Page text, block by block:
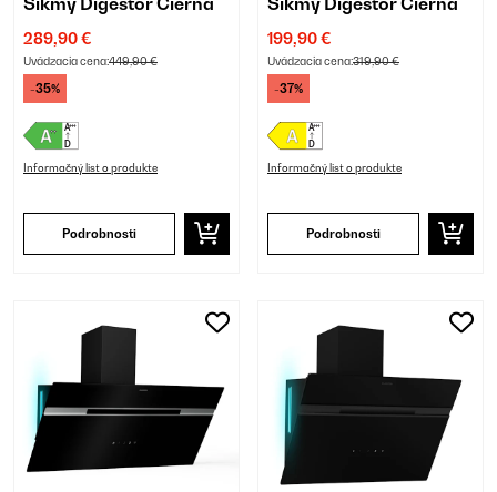
289,90 €
Uvádzacia cena:449,90 €
-35%
Informačný list o produkte
Podrobnosti
199,90 €
Uvádzacia cena:319,90 €
-37%
Informačný list o produkte
Podrobnosti